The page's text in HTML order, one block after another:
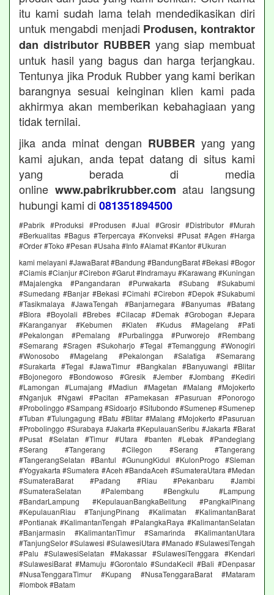
itu kami sudah lama telah mendedikasikan diri
untuk mengabdi menjadi Produsen, kontraktor
dan distributor RUBBER yang siap membuat
untuk hasil yang bagus dan harga terjangkau.
Tentunya jika Produk Rubber yang kami berikan
barangnya sesuai keinginan klien kami pada
akhirmya akan memberikan kebahagiaan yang
tidak ternilai.
jika anda minat dengan RUBBER yang yang
kami ajukan, anda tepat datang di situs kami
yang berada di media
online www.pabrikrubber.com atau langsung
hubungi kami di 081351894500
#Pabrik #Produksi #Produsen #Jual #Grosir #Distributor #Murah
#Berkualitas #Bagus #Terpercaya #Konveksi #Pusat #Agen #Harga
#Order #Toko #Pesan #Usaha #Info #Alamat #Kantor #Ukuran
kami melayani #JawaBarat #Bandung #BandungBarat #Bekasi #Bogor
#Ciamis #Cianjur #Cirebon #Garut #Indramayu #Karawang #Kuningan
#Majalengka #Pangandaran #Purwakarta #Subang #Sukabumi
#Sumedang #Banjar #Bekasi #Cimahi #Cirebon #Depok #Sukabumi
#Tasikmalaya #JawaTengah #Banjarnegara #Banyumas #Batang
#Blora #Boyolali #Brebes #Cilacap #Demak #Grobogan #Jepara
#Karanganyar #Kebumen #Klaten #Kudus #Magelang #Pati
#Pekalongan #Pemalang #Purbalingga #Purworejo #Rembang
#Semarang #Sragen #Sukoharjo #Tegal #Temanggung #Wonogiri
#Wonosobo #Magelang #Pekalongan #Salatiga #Semarang
#Surakarta #Tegal #JawaTimur #Bangkalan #Banyuwangi #Blitar
#Bojonegoro #Bondowoso #Gresik #Jember #Jombang #Kediri
#Lamongan #Lumajang #Madiun #Magetan #Malang #Mojokerto
#Nganjuk #Ngawi #Pacitan #Pamekasan #Pasuruan #Ponorogo
#Probolinggo #Sampang #Sidoarjo #Situbondo #Sumenep #Sumenep
#Tuban #Tulungagung #Batu #Blitar #Malang #Mojokerto #Pasuruan
#Probolinggo #Surabaya #Jakarta #KepulauanSeribu #Jakarta #Barat
#Pusat #Selatan #Timur #Utara #banten #Lebak #Pandeglang
#Serang #Tangerang #Cilegon #Serang #Tangerang
#TangerangSelatan #Bantul #GunungKidul #KulonProgo #Sleman
#Yogyakarta #Sumatera #Aceh #BandaAceh #SumateraUtara #Medan
#SumateraBarat #Padang #Riau #Pekanbaru #Jambi
#SumateraSelatan #Palembang #Bengkulu #Lampung
#BandarLampung #KepulauanBangkaBelitung #PangkalPinang
#KepulauanRiau #TanjungPinang #Kalimatan #KalimantanBarat
#Pontianak #KalimantanTengah #PalangkaRaya #KalimantanSelatan
#Banjarmasin #KalimantanTimur #Samarinda #KalimantanUtara
#TanjungSelor #Sulawesi #SulawesiUtara #Manado #SulawesiTengah
#Palu #SulawesiSelatan #Makassar #SulawesiTenggara #Kendari
#SulawesiBarat #Mamuju #Gorontalo #SundaKecil #Bali #Denpasar
#NusaTenggaraTimur #Kupang #NusaTenggaraBarat #Mataram
#lombok #Batam